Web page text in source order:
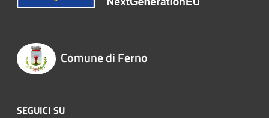
Comune di Ferno
SEGUICI SU